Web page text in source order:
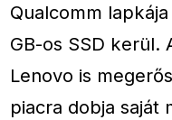
Qualcomm
GB-os SSD kerül.
Lenovo is
piacra dobja saját